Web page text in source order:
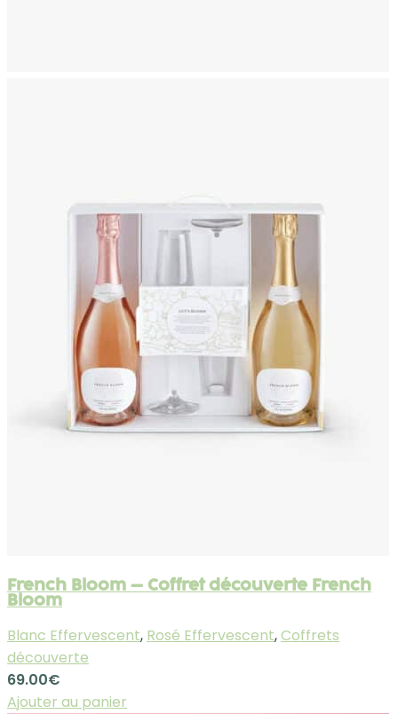
French Bloom – Coffret découverte French
Bloom
Blanc Effervescent, Rosé Effervescent,Coffrets
découverte
69.00€
Ajouter au panier